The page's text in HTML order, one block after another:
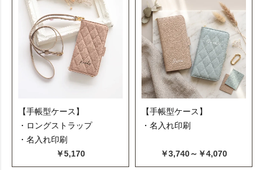
【手帳型ケース】
・ロングストラップ
・名入れ印刷
￥5,170
【手帳型ケース】
・名入れ印刷
￥3,740～￥4,070